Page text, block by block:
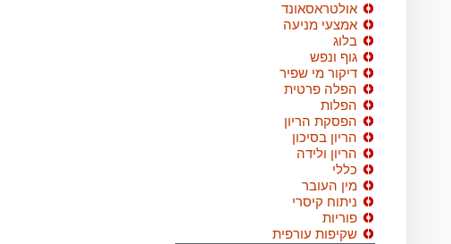
אולטראסאונד
אמצעי מניעה
בלוג
גוף ונפש
דיקור מי שפיר
הפלה פרטית
הפלות
הפסקת הריון
הריון בסיכון
הריון ולידה
כללי
מין העובר
ניתוח קיסרי
פוריות
שקיפות עורפית